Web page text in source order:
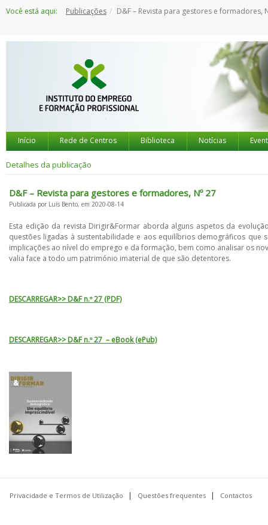
paraVocê está aqui: Publicações D&F – Revista para gestores e formadores,
Início Rede de Centros Biblioteca Notícias
Detalhes da publicação
D&F – Revista para gestores e formadores, Nº 27
Publicada por Luís Bento, em 2020-08-14
Esta edição da revista Dirigir&Formar aborda alguns aspetos da
questões ligadas à sustentabilidade e aos equilíbrios demográficos
implicações ao nível do emprego e da formação, bem como analisar os
valia face a todo um património imaterial de que são detentores.
DESCARREGAR>> D&F n.º 27 (PDF)
DESCARREGAR>> D&F n.º 27 – eBook (ePub)
Privacidade e Termos de Utilização Questões frequentes Contactos